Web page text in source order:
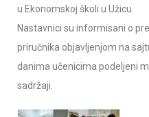
u Ekonomskoj školi u Užicu.
Nastavnici su informisani o
priručnika objavljenjom na
danima učenicima podeljeni
sadržaji.